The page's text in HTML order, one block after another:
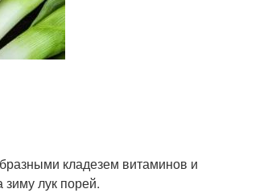
кладезем витаминов и
зиму лук порей.